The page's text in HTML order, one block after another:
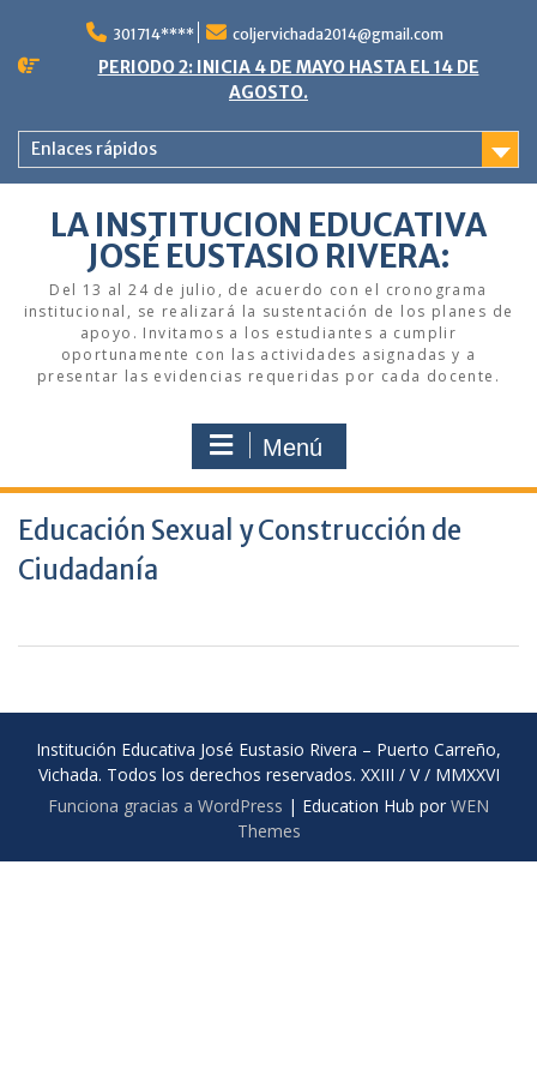
contenido
301714**** coljervichada2014@gmail.com
PERIODO 2: INICIA 4 DE MAYO HASTA EL 14 DE
AGOSTO.
Enlaces rápidos
LA INSTITUCION EDUCATIVA
JOSÉ EUSTASIO RIVERA:
Del 13 al 24 de julio, de acuerdo con el cronograma
institucional, se realizará la sustentación de los planes de
apoyo. Invitamos a los estudiantes a cumplir
oportunamente con las actividades asignadas y a
presentar las evidencias requeridas por cada docente.
Menú
Educación Sexual y Construcción de
Ciudadanía
Institución Educativa José Eustasio Rivera – Puerto Carreño,
Vichada. Todos los derechos reservados. XXIII / V / MMXXVI
Funciona gracias a WordPress | Education Hub por WEN
Themes